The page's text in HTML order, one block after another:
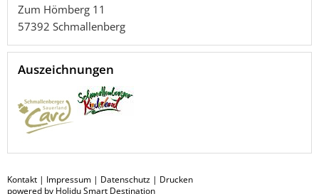
Zum Hömberg 11
57392 Schmallenberg
Auszeichnungen
Kontakt | Impressum | Datenschutz | Drucken
powered by Holidu Smart Destination